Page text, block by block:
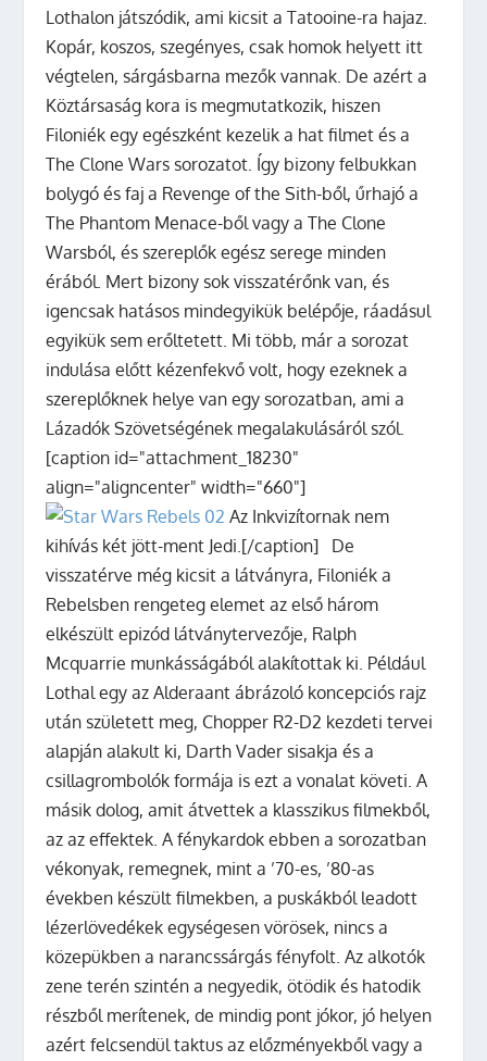
Lothalon játszódik, ami kicsit a Tatooine-ra hajaz.
Kopár, koszos, szegényes, csak homok helyett itt
végtelen, sárgásbarna mezők vannak. De azért a
Köztársaság kora is megmutatkozik, hiszen
Filoniék egy egészként kezelik a hat filmet és a
The Clone Wars sorozatot. Így bizony felbukkan
bolygó és faj a Revenge of the Sith-ből, űrhajó a
The Phantom Menace-ből vagy a The Clone
Warsból, és szereplők egész serege minden
érából. Mert bizony sok visszatérőnk van, és
igencsak hatásos mindegyikük belépője, ráadásul
egyikük sem erőltetett. Mi több, már a sorozat
indulása előtt kézenfekvő volt, hogy ezeknek a
szereplőknek helye van egy sorozatban, ami a
Lázadók Szövetségének megalakulásáról szól.
[caption id="attachment_18230"
align="aligncenter" width="660"]
Az Inkvizítornak nem
kihívás két jött-ment Jedi.[/caption] De
visszatérve még kicsit a látványra, Filoniék a
Rebelsben rengeteg elemet az első három
elkészült epizód látványtervezője, Ralph
Mcquarrie munkásságából alakítottak ki. Például
Lothal egy az Alderaant ábrázoló koncepciós rajz
után született meg, Chopper R2-D2 kezdeti tervei
alapján alakult ki, Darth Vader sisakja és a
csillagrombolók formája is ezt a vonalat követi. A
másik dolog, amit átvettek a klasszikus filmekből,
az az effektek. A fénykardok ebben a sorozatban
vékonyak, remegnek, mint a ’70-es, ’80-as
években készült filmekben, a puskákból leadott
lézerlövedékek egységesen vörösek, nincs a
közepükben a narancssárgás fényfolt. Az alkotók
zene terén szintén a negyedik, ötödik és hatodik
részből merítenek, de mindig pont jókor, jó helyen
azért felcsendül taktus az előzményekből vagy a